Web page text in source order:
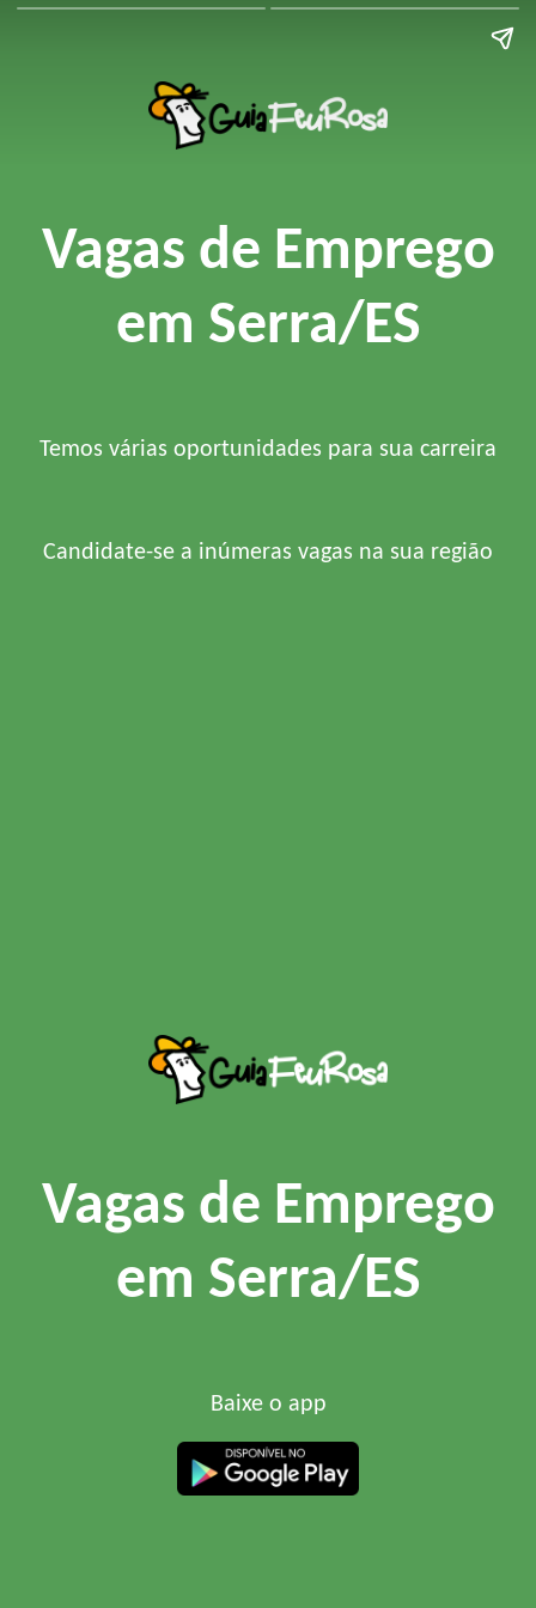
Vagas de Emprego
em Serra/ES
Temos várias oportunidades para sua carreira
Candidate-se a inúmeras vagas na sua região
Vagas de Emprego
em Serra/ES
Baixe o app